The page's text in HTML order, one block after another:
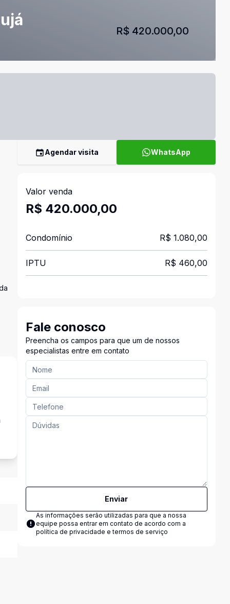
R$ 420.000,00
Agendar visita WhatsApp
Valor venda
R$ 420.000,00
Condomínio R$ 1.080,00
IPTU R$ 460,00
Fale conosco
Preencha os campos para que um de nossos
especialistas entre em contato
Enviar
As informações serão utilizadas para que a nossa
equipe possa entrar em contato de acordo com a
política de privacidade e termos de serviço